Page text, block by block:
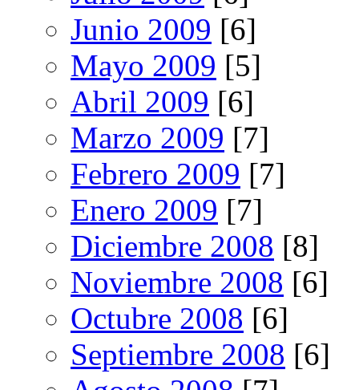
Junio 2009 [6]
Mayo 2009 [5]
Abril 2009 [6]
Marzo 2009 [7]
Febrero 2009 [7]
Enero 2009 [7]
Diciembre 2008 [8]
Noviembre 2008 [6]
Octubre 2008 [6]
Septiembre 2008 [6]